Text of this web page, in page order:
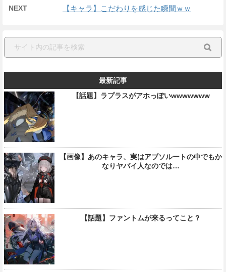
NEXT 【キャラ】こだわりを感じた瞬間ｗｗ
最新記事
【話題】ラプラスがアホっぽいwwwwwww
【画像】あのキャラ、実はアブソルートの中でもか
なりヤバイ人なのでは…
【話題】ファントムが来るってこと？